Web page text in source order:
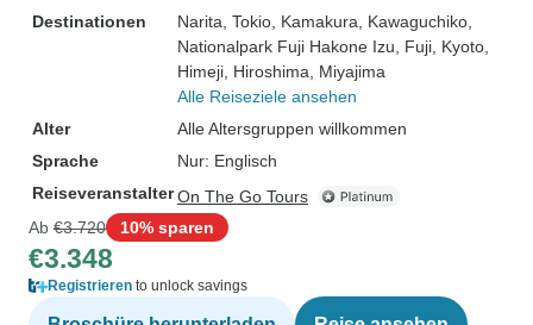
Destinationen
Narita , Tokio , Kamakura , Kawaguchiko
Nationalpark Fuji Hakone Izu , Fuji , Kyoto
Himeji , Hiroshima , Miyajima
Alle Reiseziele ansehen
Alter
Alle Altersgruppen willkommen
Sprache
Nur: Englisch
ReiseveranstalterOn The Go Tours
Ab €3.720 10% sparen
€3.348
Registrieren to unlock savings